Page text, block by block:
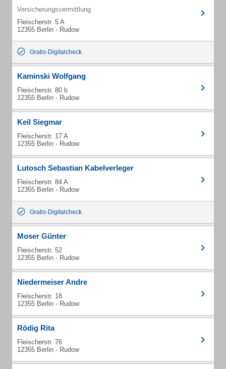
Versicherungsvermittlung
Fleischerstr. 5 A
12355 Berlin - Rudow
Gratis-Digitalcheck
Kaminski Wolfgang
Fleischerstr. 80 b
12355 Berlin - Rudow
Keil Siegmar
Fleischerstr. 17 A
12355 Berlin - Rudow
Lutosch Sebastian Kabelverleger
Fleischerstr. 84 A
12355 Berlin - Rudow
Gratis-Digitalcheck
Moser Günter
Fleischerstr. 52
12355 Berlin - Rudow
Niedermeiser Andre
Fleischerstr. 18
12355 Berlin - Rudow
Rödig Rita
Fleischerstr. 76
12355 Berlin - Rudow